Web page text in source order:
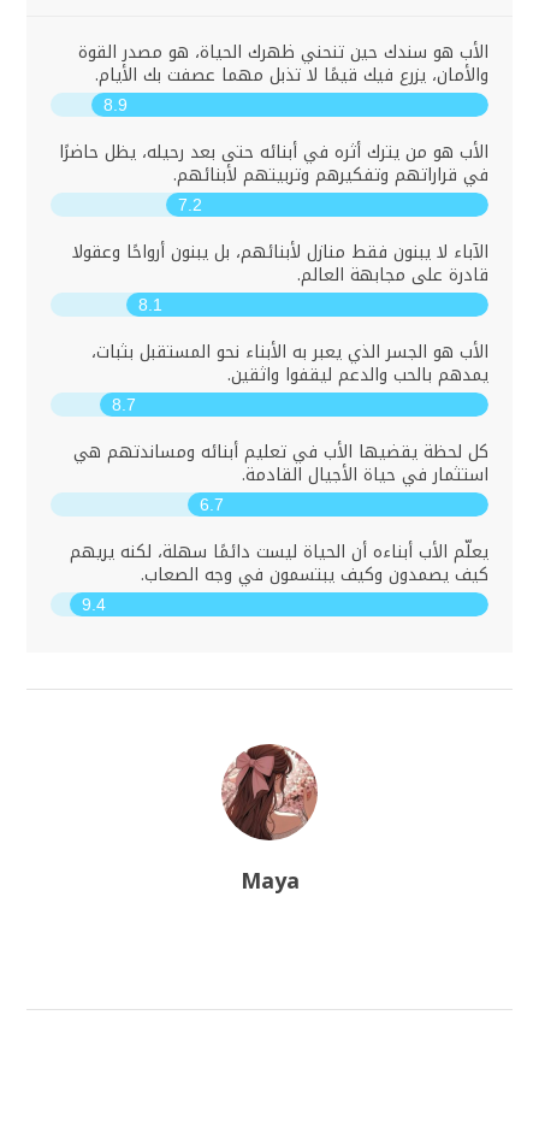
الأب هو سندك حين تنحني ظهرك الحياة، هو مصدر القوة
والأمان، يزرع فيك قيمًا لا تذبل مهما عصفت بك الأيام.
8.9
الأب هو من يترك أثره في أبنائه حتى بعد رحيله، يظل حاضرًا
في قراراتهم وتفكيرهم وتربيتهم لأبنائهم.
7.2
الآباء لا يبنون فقط منازل لأبنائهم، بل يبنون أرواحًا وعقولا
قادرة على مجابهة العالم.
8.1
الأب هو الجسر الذي يعبر به الأبناء نحو المستقبل بثبات،
يمدهم بالحب والدعم ليقفوا واثقين.
8.7
كل لحظة يقضيها الأب في تعليم أبنائه ومساندتهم هي
استثمار في حياة الأجيال القادمة.
6.7
يعلّم الأب أبناءه أن الحياة ليست دائمًا سهلة، لكنه يريهم
كيف يصمدون وكيف يبتسمون في وجه الصعاب.
9.4
Maya